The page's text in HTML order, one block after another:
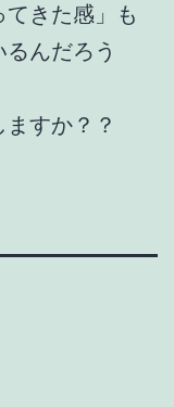
きた感」も
んだろう
すか？？